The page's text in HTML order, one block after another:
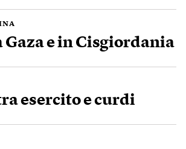
Gaza e in Cisgiordania
esercito e curdi